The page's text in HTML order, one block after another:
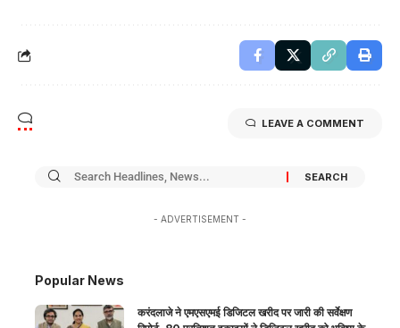
LEAVE A COMMENT
- ADVERTISEMENT -
Popular News
करंदलाजे ने एमएसएमई डिजिटल खरीद पर जारी की सर्वेक्षण